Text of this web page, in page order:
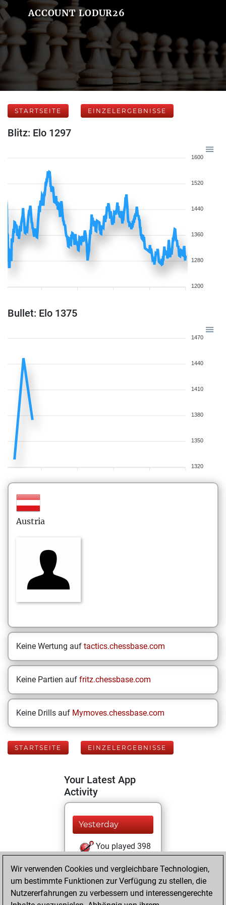
ACCOUNT LODUR26
STARTSEITE EINZELERGEBNISSE
Blitz: Elo 1297
1600
1520
1440
1360
1280
1200
Bullet: Elo 1375
1470
1440
1410
1380
1350
1320
Austria
Keine Wertung auf tactics.chessbase.com
Keine Partien auf fritz.chessbase.com
Keine Drills auf Mymoves.chessbase.com
STARTSEITE EINZELERGEBNISSE
Your Latest App
Activity
Yesterday
You played 398
You scored
+131 =11 -256 in
blitz
Wir verwenden Cookies und vergleichbare Technologien,
um bestimmte Funktionen zur Verfügung zu stellen, die
Nutzererfahrungen zu verbessern und interessengerechte